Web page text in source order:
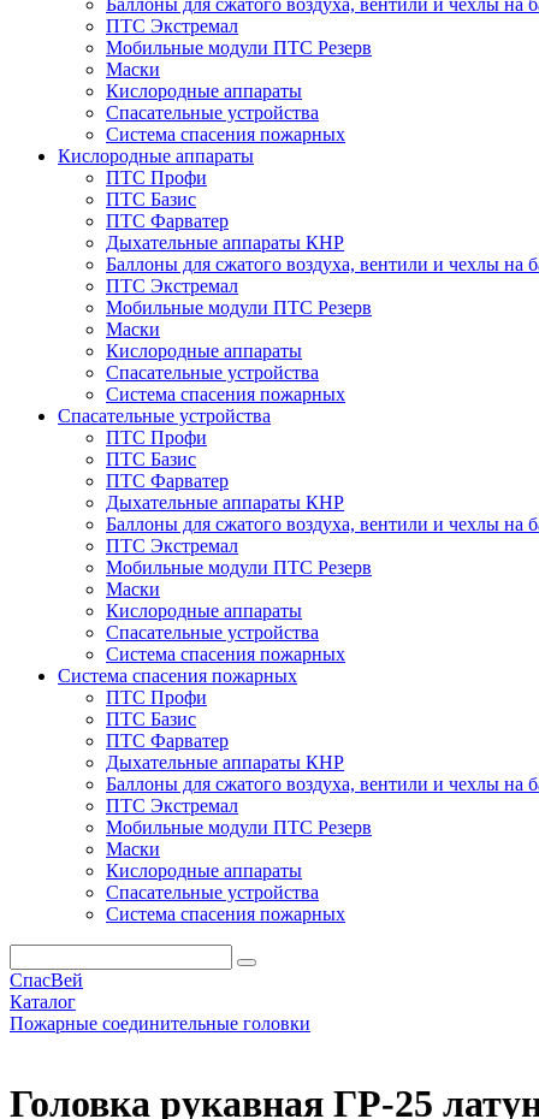
Баллоны для сжатого воздуха, вентили и чехлы на
ПТС Экстремал
Мобильные модули ПТС Резерв
Маски
Кислородные аппараты
Спасательные устройства
Система спасения пожарных
Кислородные аппараты
ПТС Профи
ПТС Базис
ПТС Фарватер
Дыхательные аппараты КНР
Баллоны для сжатого воздуха, вентили и чехлы на
ПТС Экстремал
Мобильные модули ПТС Резерв
Маски
Кислородные аппараты
Спасательные устройства
Система спасения пожарных
Спасательные устройства
ПТС Профи
ПТС Базис
ПТС Фарватер
Дыхательные аппараты КНР
Баллоны для сжатого воздуха, вентили и чехлы на
ПТС Экстремал
Мобильные модули ПТС Резерв
Маски
Кислородные аппараты
Спасательные устройства
Система спасения пожарных
Система спасения пожарных
ПТС Профи
ПТС Базис
ПТС Фарватер
Дыхательные аппараты КНР
Баллоны для сжатого воздуха, вентили и чехлы на
ПТС Экстремал
Мобильные модули ПТС Резерв
Маски
Кислородные аппараты
Спасательные устройства
Система спасения пожарных
СпасВей
Каталог
Пожарные соединительные головки
Головка рукавная ГР-25